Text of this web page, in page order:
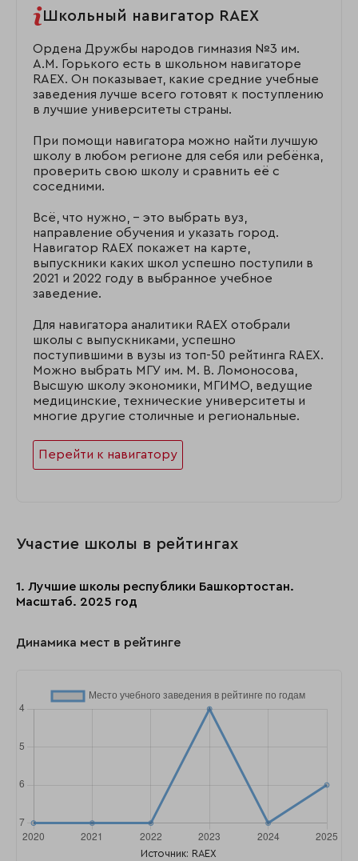
Школьный навигатор RAEX
Ордена Дружбы народов гимназия №3 им.
А.М. Горького есть в школьном навигаторе
RAEX. Он показывает, какие средние учебные
заведения лучше всего готовят к поступлению
в лучшие университеты страны.
При помощи навигатора можно найти лучшую
школу в любом регионе для себя или ребёнка,
проверить свою школу и сравнить её с
соседними.
Всё, что нужно, – это выбрать вуз,
направление обучения и указать город.
Навигатор RAEX покажет на карте,
выпускники каких школ успешно поступили в
2021 и 2022 году в выбранное учебное
заведение.
Для навигатора аналитики RAEX отобрали
школы с выпускниками, успешно
поступившими в вузы из топ-50 рейтинга RAEX.
Можно выбрать МГУ им. М. В. Ломоносова,
Высшую школу экономики, МГИМО, ведущие
медицинские, технические университеты и
многие другие столичные и региональные.
Перейти к навигатору
Участие школы в рейтингах
1. Лучшие школы республики Башкортостан.
Масштаб. 2025 год
Динамика мест в рейтинге
Источник: RAEX